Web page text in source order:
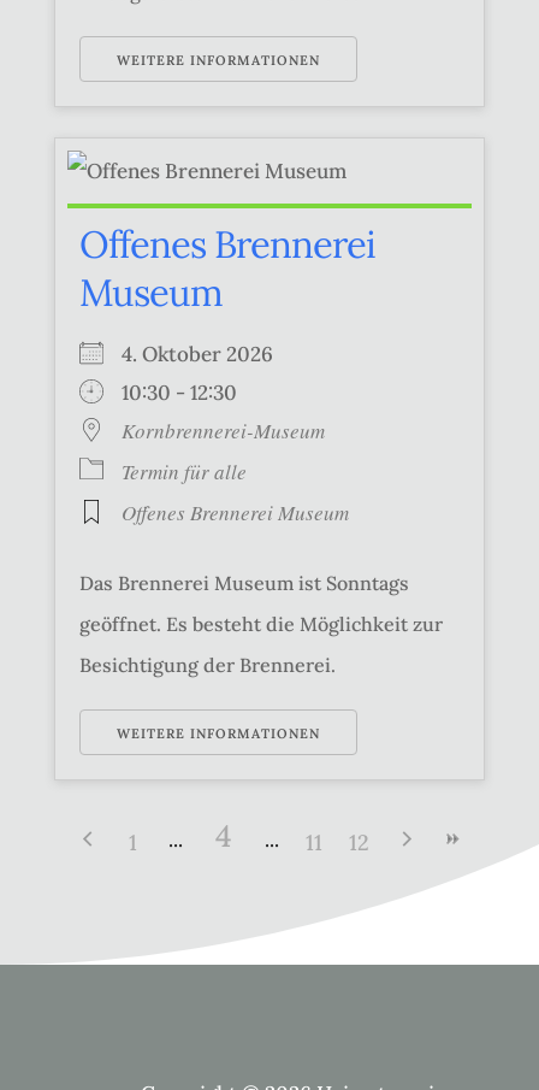
WEITERE INFORMATIONEN
Offenes Brennerei
Museum
4. Oktober 2026
10:30 - 12:30
Kornbrennerei-Museum
Termin für alle
Offenes Brennerei Museum
Das Brennerei Museum ist Sonntags
geöffnet. Es besteht die Möglichkeit zur
Besichtigung der Brennerei.
WEITERE INFORMATIONEN
1 4 11 12